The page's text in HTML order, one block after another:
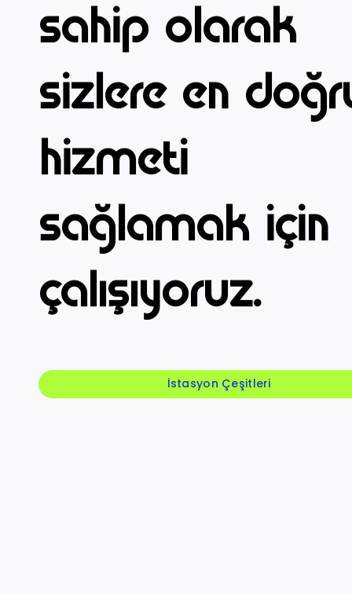
sahip olarak
sizlere en
hizmeti
sağlamak için
çalışıyoruz.
İstasyon Çeşitleri